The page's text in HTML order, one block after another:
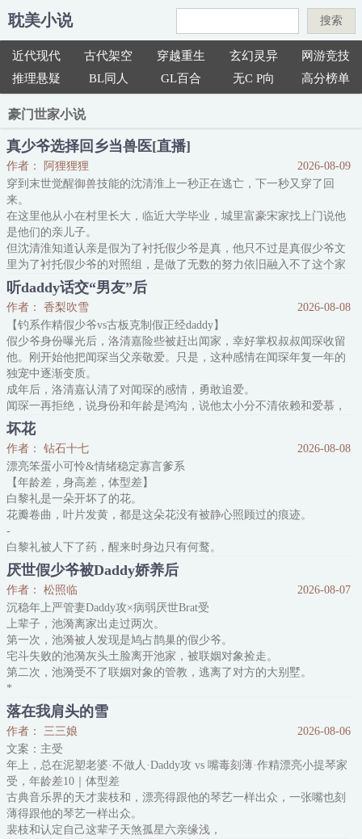
耽美小说 搜索
近代现代 古代架空 穿越重生 玄幻灵异
网游竞技
推理悬疑
BL同人 GL百合 无C P向 高分榜单
豪门世家小说
真少爷选择回乡当兽医[直播]
作者： 阿狸狸狸
2026-08-09
穿到末世觉醒御兽技能的沈清淮上一秒正在逃亡，下一秒又穿了回
来。
在这里他从小在村里长大，临近大学毕业，城里富豪宋家找上门说他
是他们的亲儿子。
但沈清淮知道认亲是假为了衬托假少爷是真，他只不过是真假少爷文
里为了衬托假少爷的对照组，是做了无数的努力依旧融入不了这个家
的npc。
对照组的下场都逃不过凄凉二字。
厌倦了每天你争我抢提心吊胆的沈清淮当即决定，离开城市回到乡
下，提前过上养老生活。
*
回到乡下凭借自己的御兽技能和多年的经验，沈清淮干起老本行，开
了间小诊所给村里小动物看病，顺便开启了直播问诊
听daddy话交“男友”后
作者： 香梨吹雪
2026-08-08
【钓系作精假少爷vs古板克制假正经daddy】
假少爷身份曝光后，洛清嘉险些被赶出闻家，幸好掌权叔叔闻琛收留
他。刚开始他把闻琛当父亲敬爱。只是，这种感情在闻琛年复一年的
独宠中逐渐变质。
成年后，洛清嘉认清了对闻琛的感情，勇敢追爱。
闻琛一再拒绝，说身份和年龄是鸿沟，说他太小分不清依赖和爱慕，
就是没说对他没意思。
他觉得有戏，使劲施展魅力。
直到那天，他爬上闻琛的床。闻琛扯了领带绑住他作乱的手，无奈叹
息：“嘉嘉，你找个男友吧。”
洛清嘉意识到明撩不行，决定暗钓，找假男友试探闻琛。可闻琛把所
有的失
坏花
作者： 钻石十七
2026-08-08
漂亮笨蛋小可怜&情绪稳定寡言爹系
【年龄差，身高差，体型差】
白黎礼是一朵开坏了的花。
花瓣卷曲，叶片发黄，都是这朵花没有被静心照顾过的痕迹。
-
白黎礼被人下了药，醒来时身边只有何鹜。
他坚信自己与何鹜发生了什么，于是嚎啕一阵之后，要求何鹜对他负
责。
他晃荡着不太清醒的小脑袋，按照妈妈教过他的，提出两点要求。
一、不能让他没钱花。
二、不能让他掉眼泪。
当时的何鹜没有答应下来，因为他和白黎礼之间真的什么都没发生。
即便是后来，这两条要求何鹜也只做到了其中一条。
没办法，白黎礼太小
厌世假少爷被Daddy娇养后
作者： 松照临
2026-08-07
沉稳年上严管妻Daddy攻×病弱厌世Brat受
上辈子，池漪离家出走过两次。
第一次，池漪被人发现是鸠占鹊巢的假少爷。
宅斗失败的池漪灰头土脸离开池家，被联姻对象捡走。
第二次，池漪受不了联姻对象的管教，逃离了对方的大别墅。
*
池漪的联姻对象，薄引鹤——池家的商业合作伙伴，沉稳冷静，深不
可测，英俊多金。
从任何角度来看，他都是个完美的结婚对象。
唯一的问题就是，池漪从小到大都叫他“薄叔叔”。
池漪刚满18岁，还没来得及享受自由的成年生活，就被婚约嫁给了薄
叔叔。
抵达薄家的那天，池漪站
落在我肩头的雪
作者： 三三娘
2026-08-06
文案：主受
年上，总在泥塑老婆·不做人·Daddy攻 vs 嘴毒刻薄·作精漂亮小提琴家
受，年龄差10｜体型差
古典音乐界的天才裴枝和，漂亮得跟他的琴艺一样出众，一张嘴也刻
薄得跟他的琴艺一样出众。
裴枝和认定自己这辈子天煞孤星六亲缘浅，